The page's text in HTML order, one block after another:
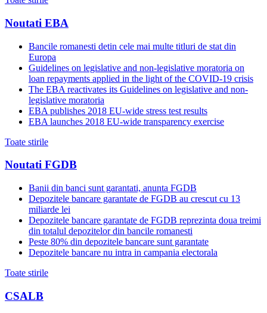
Noutati EBA
Bancile romanesti detin cele mai multe titluri de stat din
Europa
Guidelines on legislative and non-legislative moratoria on
loan repayments applied in the light of the COVID-19 crisis
The EBA reactivates its Guidelines on legislative and non-
legislative moratoria
EBA publishes 2018 EU-wide stress test results
EBA launches 2018 EU-wide transparency exercise
Toate stirile
Noutati FGDB
Banii din banci sunt garantati, anunta FGDB
Depozitele bancare garantate de FGDB au crescut cu 13
miliarde lei
Depozitele bancare garantate de FGDB reprezinta doua treimi
din totalul depozitelor din bancile romanesti
Peste 80% din depozitele bancare sunt garantate
Depozitele bancare nu intra in campania electorala
Toate stirile
CSALB